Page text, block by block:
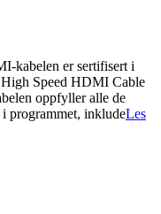
kabelen er sertifisert i
Speed HDMI Cable
oppfyller alle de
programmet, inkludeLes